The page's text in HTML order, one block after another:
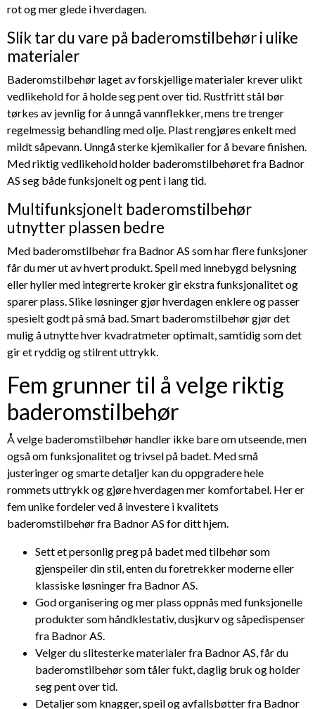
rot og mer glede i hverdagen.
Slik tar du vare på baderomstilbehør i ulike
materialer
Baderomstilbehør laget av forskjellige materialer krever ulikt
vedlikehold for å holde seg pent over tid. Rustfritt stål bør
tørkes av jevnlig for å unngå vannflekker, mens tre trenger
regelmessig behandling med olje. Plast rengjøres enkelt med
mildt såpevann. Unngå sterke kjemikalier for å bevare finishen.
Med riktig vedlikehold holder baderomstilbehøret fra Badnor
AS seg både funksjonelt og pent i lang tid.
Multifunksjonelt baderomstilbehør
utnytter plassen bedre
Med baderomstilbehør fra Badnor AS som har flere funksjoner
får du mer ut av hvert produkt. Speil med innebygd belysning
eller hyller med integrerte kroker gir ekstra funksjonalitet og
sparer plass. Slike løsninger gjør hverdagen enklere og passer
spesielt godt på små bad. Smart baderomstilbehør gjør det
mulig å utnytte hver kvadratmeter optimalt, samtidig som det
gir et ryddig og stilrent uttrykk.
Fem grunner til å velge riktig
baderomstilbehør
Å velge baderomstilbehør handler ikke bare om utseende, men
også om funksjonalitet og trivsel på badet. Med små
justeringer og smarte detaljer kan du oppgradere hele
rommets uttrykk og gjøre hverdagen mer komfortabel. Her er
fem unike fordeler ved å investere i kvalitets
baderomstilbehør fra Badnor AS for ditt hjem.
Sett et personlig preg på badet med tilbehør som
gjenspeiler din stil, enten du foretrekker moderne eller
klassiske løsninger fra Badnor AS.
God organisering og mer plass oppnås med funksjonelle
produkter som håndklestativ, dusjkurv og såpedispenser
fra Badnor AS.
Velger du slitesterke materialer fra Badnor AS, får du
baderomstilbehør som tåler fukt, daglig bruk og holder
seg pent over tid.
Detaljer som knagger, speil og avfallsbøtter fra Badnor